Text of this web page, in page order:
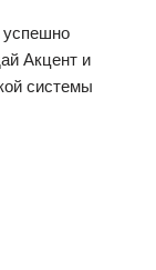
Акцент и
системы